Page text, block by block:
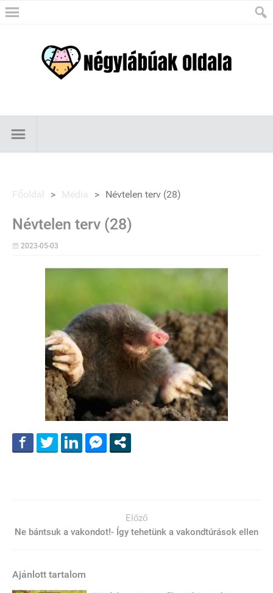
Főoldal > Média > Névtelen terv (28)
Névtelen terv (28)
2023-05-03
Előző
Ne bántsuk a vakondot!- Így tehetünk a vakondtúrások ellen
Ajánlott tartalom